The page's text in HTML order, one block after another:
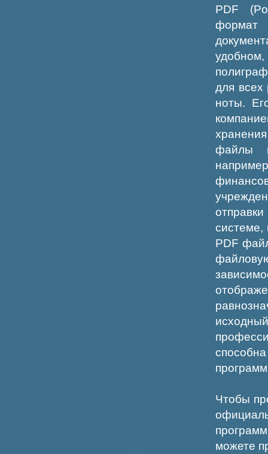
PDF
формат
для всех
ноты.
файлы
системе,
PDF
Чтобы
можете